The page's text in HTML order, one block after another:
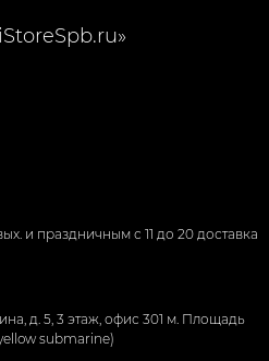
и праздничным с 11 до 20 доставка
д. 5, 3 этаж, офис 301 м. Площадь
submarine)